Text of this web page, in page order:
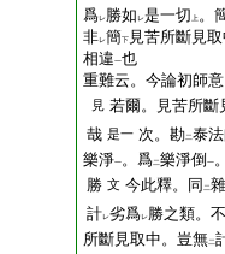
爲レ勝如 レ是一切 上 。
非レ簡下 見苦所斷見
相違一也
重難云。今論初師
見 若爾。見苦所斷
哉 是一 次。勘二泰
樂淨一。爲二樂淨倒 一
勝 文 今此釋。同 二
計レ劣爲レ勝之類。不
所斷見取中。豈無二